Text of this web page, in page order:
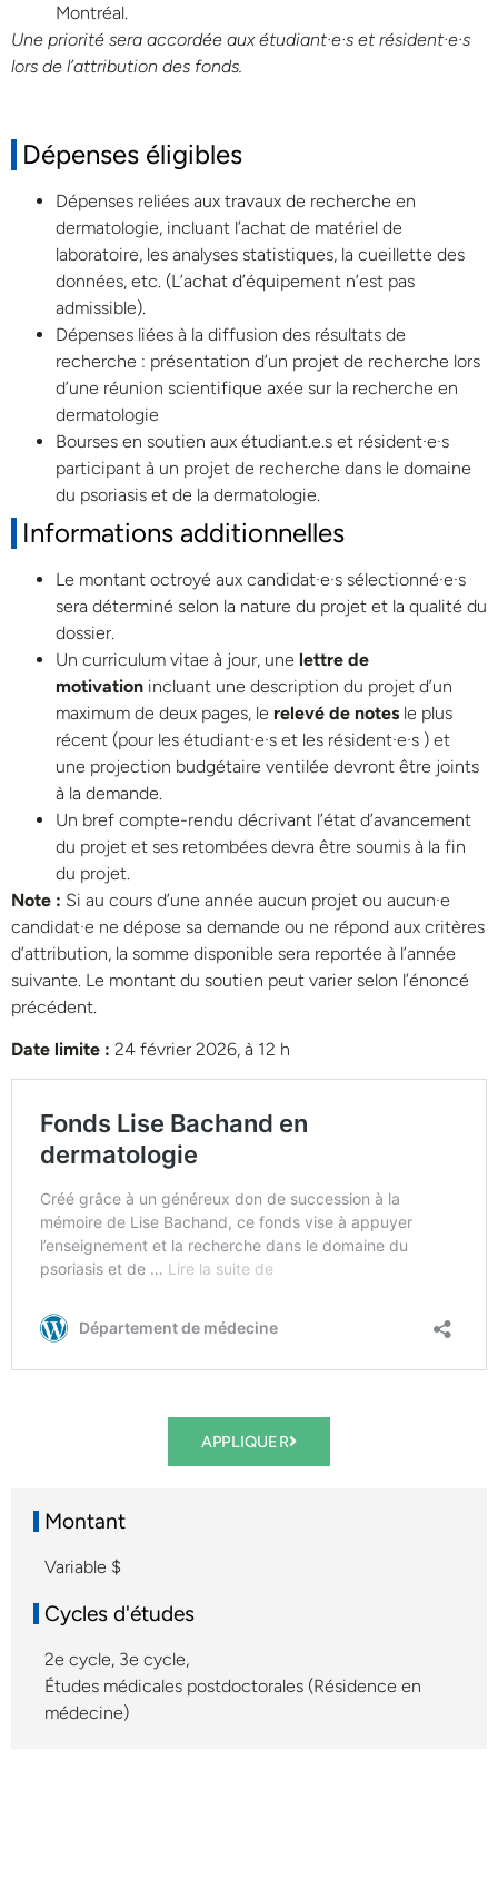
Montréal.
Une priorité sera accordée aux étudiant·e·s et résident·e·s
lors de l’attribution des fonds.
Dépenses éligibles
Dépenses reliées aux travaux de recherche en
dermatologie, incluant l’achat de matériel de
laboratoire, les analyses statistiques, la cueillette des
données, etc. (L’achat d’équipement n’est pas
admissible).
Dépenses liées à la diffusion des résultats de
recherche : présentation d’un projet de recherche lors
d’une réunion scientifique axée sur la recherche en
dermatologie
Bourses en soutien aux étudiant.e.s et résident·e·s
participant à un projet de recherche dans le domaine
du psoriasis et de la dermatologie.
Informations additionnelles
Le montant octroyé aux candidat·e·s sélectionné·e·s
sera déterminé selon la nature du projet et la qualité du
dossier.
Un curriculum vitae à jour, une lettre de
motivation incluant une description du projet d’un
maximum de deux pages, le relevé de notes le plus
récent (pour les étudiant·e·s et les résident·e·s ) et
une projection budgétaire ventilée devront être joints
à la demande.
Un bref compte-rendu décrivant l’état d’avancement
du projet et ses retombées devra être soumis à la fin
du projet.
Note : Si au cours d’une année aucun projet ou aucun·e
candidat·e ne dépose sa demande ou ne répond aux critères
d’attribution, la somme disponible sera reportée à l’année
suivante. Le montant du soutien peut varier selon l’énoncé
précédent.
Date limite : 24 février 2026, à 12 h
APPLIQUER
Montant
Variable $
Cycles d'études
2e cycle, 3e cycle,
Études médicales postdoctorales (Résidence en
médecine)